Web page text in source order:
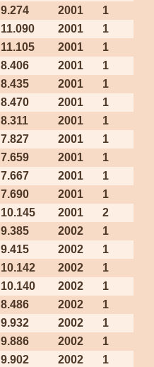
9.274 2001
1
11.090 2001
1
11.105 2001
1
8.406 2001
1
8.435 2001
1
8.470 2001
1
8.311 2001
1
7.827 2001
1
7.659 2001
1
7.667 2001
1
7.690 2001
1
10.145 2001
2
9.385 2002
1
9.415 2002
1
10.142 2002
1
10.140 2002
1
8.486 2002
1
9.932 2002
1
9.886 2002
1
9.902 2002
1